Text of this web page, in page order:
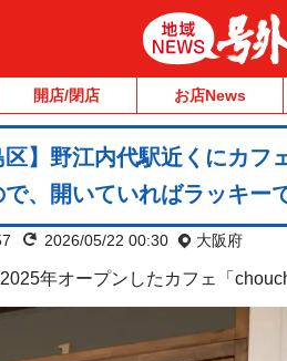
開店/閉店 お店News
区】野江内代駅近くにカ
、開いていればラッキー
2026/05/22 00:30 大阪府
年オープンしたカフェ「